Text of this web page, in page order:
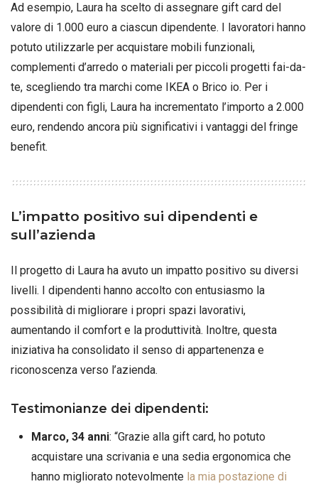
Ad esempio, Laura ha scelto di assegnare gift card del
valore di 1.000 euro a ciascun dipendente. I lavoratori hanno
potuto utilizzarle per acquistare mobili funzionali,
complementi d’arredo o materiali per piccoli progetti fai-da-
te, scegliendo tra marchi come IKEA o Brico io. Per i
dipendenti con figli, Laura ha incrementato l’importo a 2.000
euro, rendendo ancora più significativi i vantaggi del fringe
benefit.
L’impatto positivo sui dipendenti e
sull’azienda
Il progetto di Laura ha avuto un impatto positivo su diversi
livelli. I dipendenti hanno accolto con entusiasmo la
possibilità di migliorare i propri spazi lavorativi,
aumentando il comfort e la produttività. Inoltre, questa
iniziativa ha consolidato il senso di appartenenza e
riconoscenza verso l’azienda.
Testimonianze dei dipendenti:
Marco, 34 anni: “Grazie alla gift card, ho potuto
acquistare una scrivania e una sedia ergonomica che
hanno migliorato notevolmente la mia postazione di